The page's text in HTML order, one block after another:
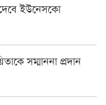
ইউনেসকো
সম্মাননা প্রদান